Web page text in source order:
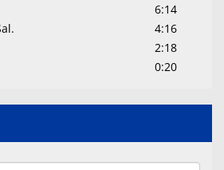
6:14
4:16
2:18
0:20